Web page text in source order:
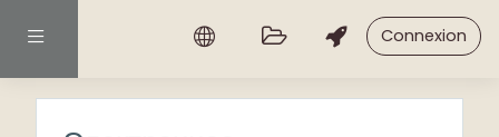
Panneau latéral Connexion